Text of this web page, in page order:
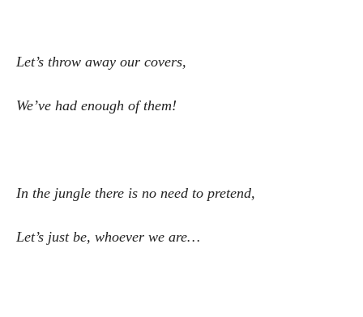
Let’s throw away our covers,
We’ve had enough of them!
In the jungle there is no need to pretend,
Let’s just be, whoever we are…